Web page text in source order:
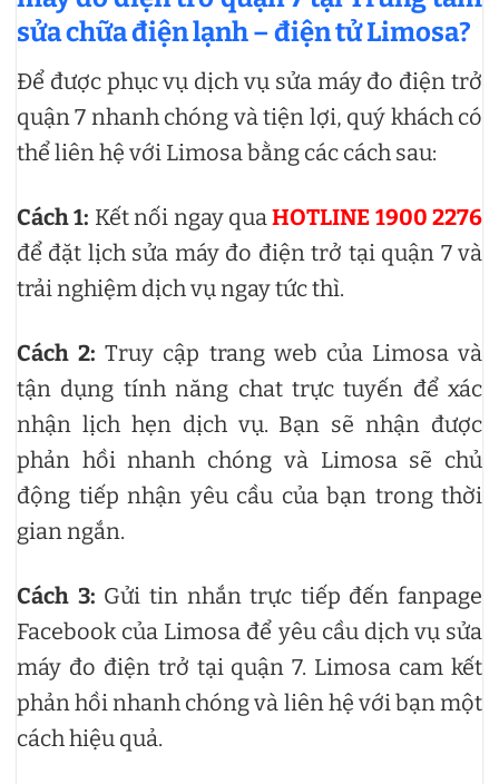
sửa chữa điện lạnh – điện tử Limosa?
Để được phục vụ dịch vụ sửa máy đo điện trở
quận 7 nhanh chóng và tiện lợi, quý khách có
thể liên hệ với Limosa bằng các cách sau:
Cách 1: Kết nối ngay quaHOTLINE 1900 2276
để đặt lịch sửa máy đo điện trở tại quận 7 và
trải nghiệm dịch vụ ngay tức thì.
Cách 2:Truy cập trang web của Limosa và
tận dụng tính năng chat trực tuyến để xác
nhận lịch hẹn dịch vụ. Bạn sẽ nhận được
phản hồi nhanh chóng và Limosa sẽ chủ
động tiếp nhận yêu cầu của bạn trong thời
gian ngắn.
Cách 3: Gửi tin nhắn trực tiếp đến fanpage
Facebook của Limosa để yêu cầu dịch vụ sửa
máy đo điện trở tại quận 7. Limosa cam kết
phản hồi nhanh chóng và liên hệ với bạn một
cách hiệu quả.